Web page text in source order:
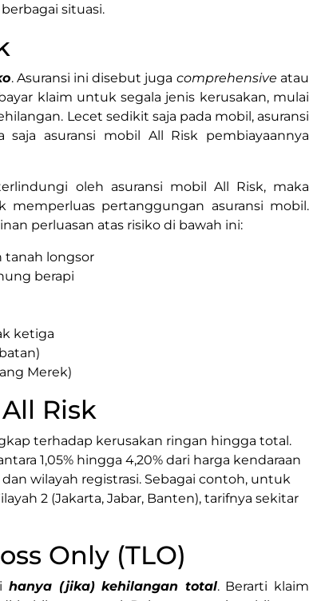
situasi.
. Asuransi ini disebut juga comprehensive atau
klaim untuk segala jenis kerusakan, mulai
Lecet sedikit saja pada mobil, asuransi
saja asuransi mobil All Risk pembiayaannya
oleh asuransi mobil All Risk, maka
pertanggungan asuransi mobil.
perluasan atas risiko di bawah ini:
tanah longsor
berapi
ketiga
Merek)
Risk
terhadap kerusakan ringan hingga total.
1,05% hingga 4,20% dari harga kendaraan
wilayah registrasi. Sebagai contoh, untuk
2 (Jakarta, Jabar, Banten), tarifnya sekitar
Only (TLO)
hanya (jika) kehilangan total. Berarti klaim